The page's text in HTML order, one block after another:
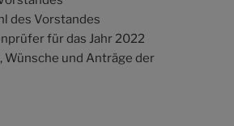
des Vorstandes
für das Jahr 2022
Wünsche und Anträge der